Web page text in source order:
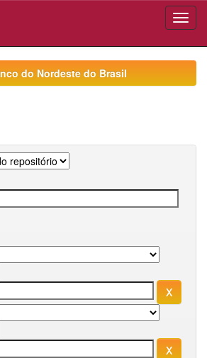
do Nordeste do Brasil